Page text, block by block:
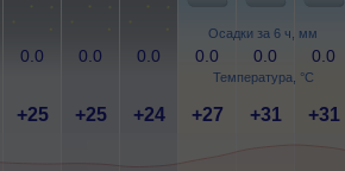
Осадки за 6 ч, мм
Температура, °C
0.0 0.0 0.0 0.0 0.0 0.0
+25 +25 +24 +27 +31 +31